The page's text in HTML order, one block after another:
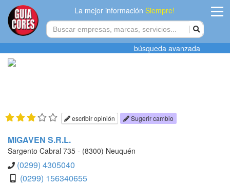
La mejor informaciónSiempre!
Agregar
búsqueda avanzada
escribir opinión Sugerir cambio
MIGAVEN S.R.L.
Sargento Cabral 735 - (8300) Neuquén
(0299) 4305040
(0299) 156340655